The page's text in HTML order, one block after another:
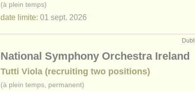
(à plein temps)
date limite: 01 sept. 2026
National Symphony Orchestra Ireland
Tutti Viola (recruiting two positions)
(à plein temps, permanent)